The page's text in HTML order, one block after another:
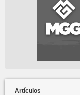
Artículos